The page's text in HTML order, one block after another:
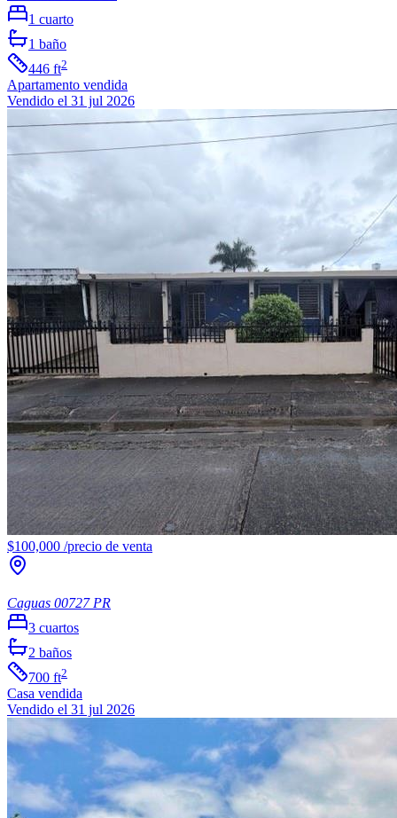
1 cuarto
1 baño
446 ft2
Apartamento vendida
Vendido el 31 jul 2026
$100,000 /precio de venta
Caguas 00727PR
3 cuartos
2 baños
700 ft2
Casa vendida
Vendido el 31 jul 2026